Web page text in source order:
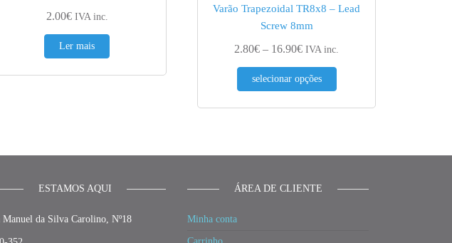
variants. The options may be chosen on the product page
2.00€ IVA inc.
Ler mais
Varão Trapezoidal TR8x8 – Lead
Screw 8mm
2.80€ – 16.90€Price range: 2.80€ through
IVA inc.
selecionar opções
This product has multiple
ESTAMOS AQUI
Manuel da Silva Carolino, Nº18
ÁREA DE CLIENTE
Minha conta